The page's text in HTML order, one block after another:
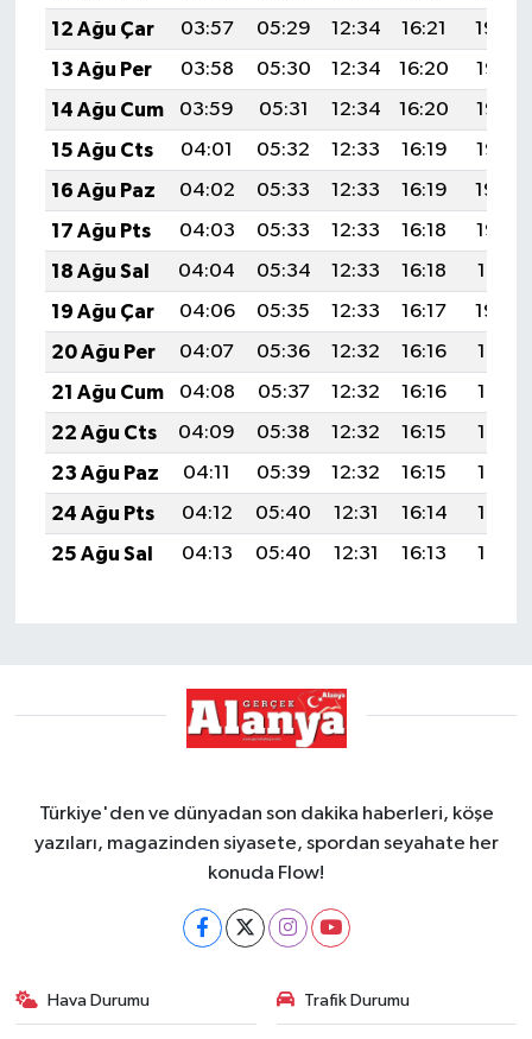
12 Ağu Çar
03:57 05:29 12:34 16:21
19:29
13 Ağu Per
03:58 05:30 12:34 16:20
19:28
14 Ağu Cum
03:59 05:31 12:34 16:20
19:27
15 Ağu Cts
04:01 05:32 12:33 16:19
19:25
16 Ağu Paz
04:02 05:33 12:33 16:19
19:24
17 Ağu Pts
04:03 05:33 12:33 16:18
19:23
18 Ağu Sal
04:04 05:34 12:33 16:18
19:21
19 Ağu Çar
04:06 05:35 12:33 16:17
19:20
20 Ağu Per
04:07 05:36 12:32 16:16
19:19
21 Ağu Cum
04:08 05:37 12:32 16:16
19:17
22 Ağu Cts
04:09 05:38 12:32 16:15
19:16
23 Ağu Paz
04:11 05:39 12:32 16:15
19:15
24 Ağu Pts
04:12 05:40 12:31 16:14
19:13
25 Ağu Sal
04:13 05:40 12:31 16:13 19:12
Türkiye'den ve dünyadan son dakika haberleri, köşe
yazıları, magazinden siyasete, spordan seyahate her
konuda Flow!
Hava Durumu Trafik Durumu